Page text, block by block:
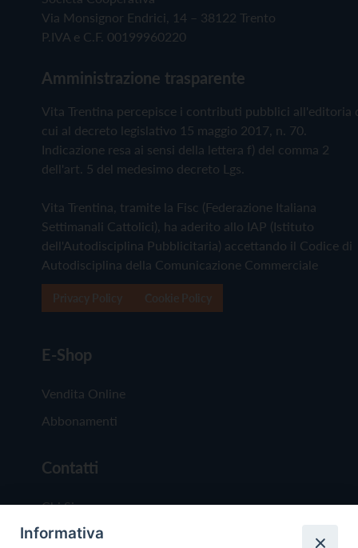
Via Monsignor Endrici, 14 – 38122 Trento
P.IVA e C.F. 00199960220
Amministrazione trasparente
Vita Trentina percepisce i contributi pubblici all'editoria
cui al decreto legislativo 15 maggio 2017, n. 70.
Indicazione resa ai sensi della lettera f) del comma 2
dell'art. 5 del medesimo decreto Lgs.
Vita Trentina, tramite la Fisc (Federazione Italiana
Settimanali Cattolici), ha aderito allo IAP (Istituto
dell'Autodisciplina Pubblicitaria) accettando il Codice di
Autodisciplina della Comunicazione Commerciale
E-Shop
Vendita Online
Abbonamenti
Contatti
Chi Siamo
Redazione
Informativa